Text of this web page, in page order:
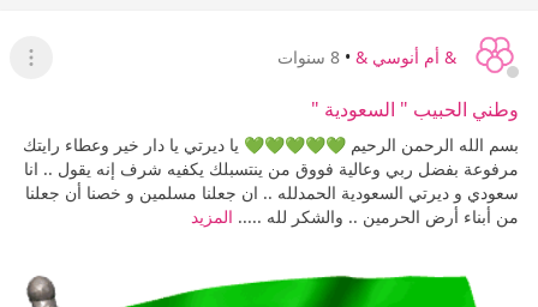
& أم أنوسي & • 8 سنوات
عرض
وطني الحبيب " السعودية "
بسم الله الرحمن الرحيم 💚💚💚💚💚 يا ديرتي يا دار خير وعطاء رايتك
مرفوعة بفضل ربي وعالية فووق من ينتسبلك يكفيه شرف إنه يقول .. انا
سعودي و ديرتي السعودية الحمدلله .. ان جعلنا مسلمين و خصنا أن جعلنا
من أبناء أرض الحرمين .. والشكر لله ..... المزيد